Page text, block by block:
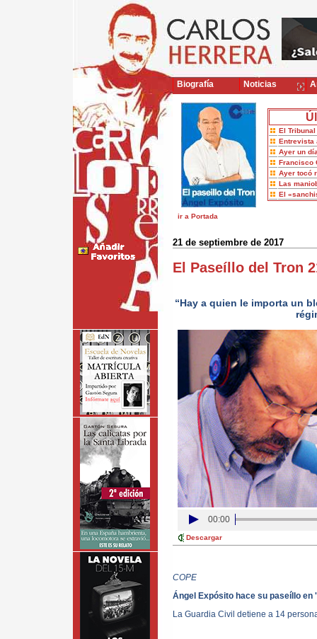
El
Entrevista
Ayer un
Francisco
Ayer tocó
Las
El
ir a Portada
21 de septiembre de 2017
El Paseíllo del Tron
“Hay a quien le importa un
00:00
Descargar
COPE
Ángel Expósito hace su paseíllo en
La Guardia Civil detiene a 14
Biografía Noticias